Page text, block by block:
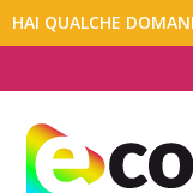
HAI QUALCHE